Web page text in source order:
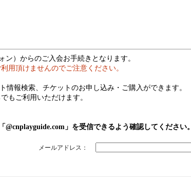
ン）からのご入会お手続きとなります。
用頂けませんのでご注意ください。
情報検索、チケットのお申し込み・ご購入ができます。
もご利用いただけます。
」を受信できるよう確認してください。
メールアドレス：